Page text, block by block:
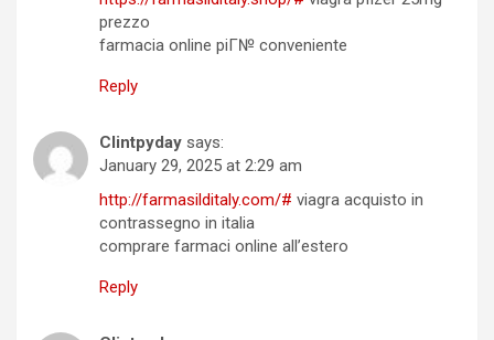
prezzo
farmacia online piГ№ conveniente
Reply
Clintpyday says:
January 29, 2025 at 2:29 am
http://farmasilditaly.com/# viagra acquisto in
contrassegno in italia
comprare farmaci online all’estero
Reply